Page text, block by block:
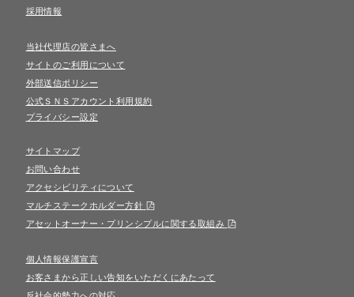
採用情報
当社代理店の皆さまへ
サイトのご利用について
外部送信ポリシー
公式ＳＮＳアカウント利用規約
プライバシー設定
サイトマップ
お問い合わせ
アクセシビリティについて
マルチステークホルダー方針
アセットオーナー・プリンシプルに関する取組み
個人情報保護宣言
お客さまから正しい告知をいただくにあたって